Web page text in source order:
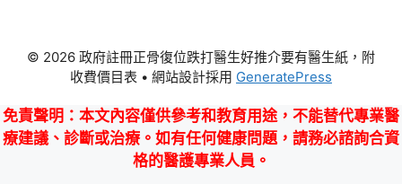
© 2026 政府註冊正骨復位跌打醫生好推介要有醫生紙，附
收費價目表 • 網站設計採用 GeneratePress
免責聲明 ：本文內容僅供參考和教育用途，不能替代專業醫
療建議、診斷或治療。如有任何健康問題，請務必諮詢合資
格的醫護專業人員。